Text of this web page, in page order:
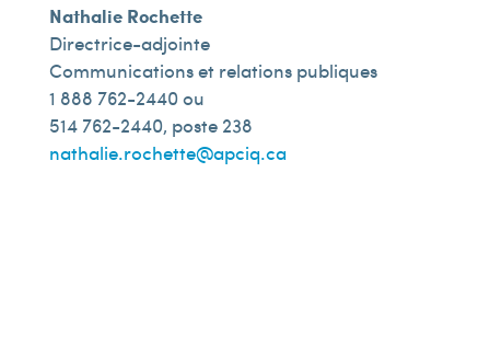
Nathalie Rochette
Directrice-adjointe
Communications et relations publiques
1 888 762-2440 ou
514 762-2440, poste 238
nathalie.rochette@apciq.ca